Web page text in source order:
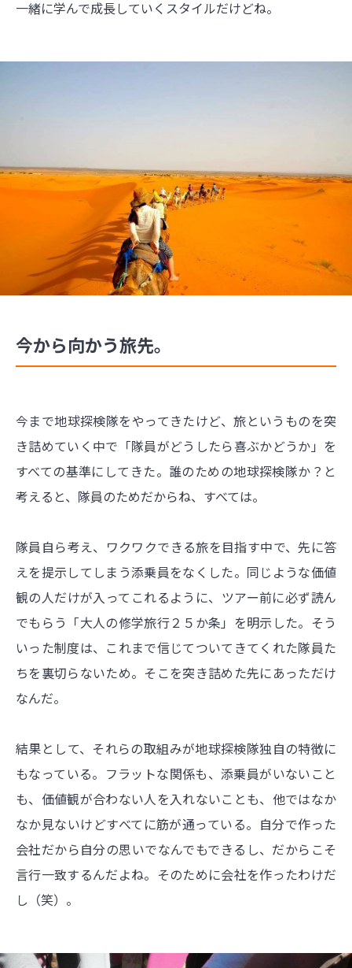
一緒に学んで成長していくスタイルだけどね。
今から向かう旅先。
今まで地球探検隊をやってきたけど、旅というものを突
き詰めていく中で「隊員がどうしたら喜ぶかどうか」を
すべての基準にしてきた。誰のための地球探検隊か？と
考えると、隊員のためだからね、すべては。
隊員自ら考え、ワクワクできる旅を目指す中で、先に答
えを提示してしまう添乗員をなくした。同じような価値
観の人だけが入ってこれるように、ツアー前に必ず読ん
でもらう「大人の修学旅行２５か条」を明示した。そう
いった制度は、これまで信じてついてきてくれた隊員た
ちを裏切らないため。そこを突き詰めた先にあっただけ
なんだ。
結果として、それらの取組みが地球探検隊独自の特徴に
もなっている。フラットな関係も、添乗員がいないこと
も、価値観が合わない人を入れないことも、他ではなか
なか見ないけどすべてに筋が通っている。自分で作った
会社だから自分の思いでなんでもできるし、だからこそ
言行一致するんだよね。そのために会社を作ったわけだ
し（笑）。